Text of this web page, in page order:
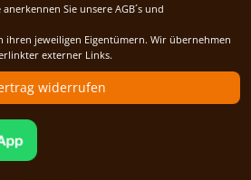
Sie unsere AGB´s und
ihren jeweiligen Eigentümern. Wir übernehmen
externer Links.
widerrufen